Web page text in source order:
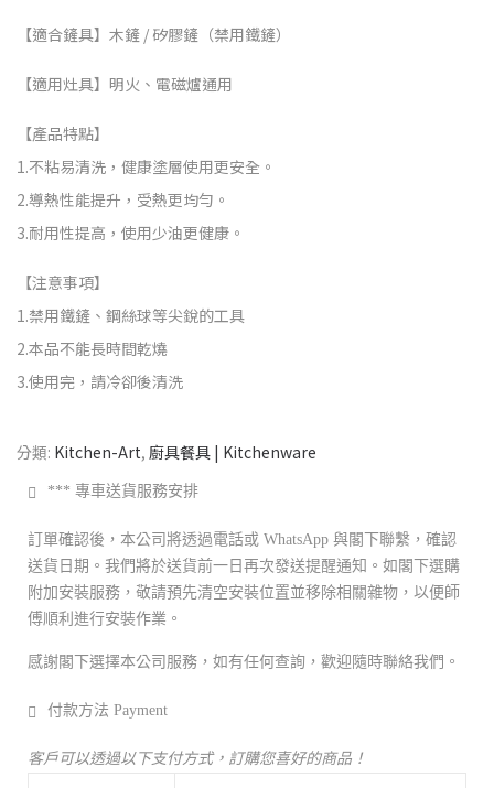
【適合鏟具】木鏟 / 矽膠鏟（禁用鐵鏟）
【適用灶具】明火、電磁爐通用
【產品特點】
1.不粘易清洗，健康塗層使用更安全。
2.導熱性能提升，受熱更均勻。
3.耐用性提高，使用少油更健康。
【注意事項】
1.禁用鐵鏟、鋼絲球等尖銳的工具
2.本品不能長時間乾燒
3.使用完，請冷卻後清洗
分類: Kitchen-Art, 廚具餐具 | Kitchenware
*** 專車送貨服務安排
訂單確認後，本公司將透過電話或 WhatsApp 與閣下聯繫，確認
送貨日期。我們將於送貨前一日再次發送提醒通知。如閣下選購
附加安裝服務，敬請預先清空安裝位置並移除相關雜物，以便師
傅順利進行安裝作業。
感謝閣下選擇本公司服務，如有任何查詢，歡迎隨時聯絡我們。
付款方法 Payment
客戶可以透過以下支付方式，訂購您喜好的商品！